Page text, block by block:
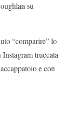
su
“comparire” lo
Instagram truccata
e con